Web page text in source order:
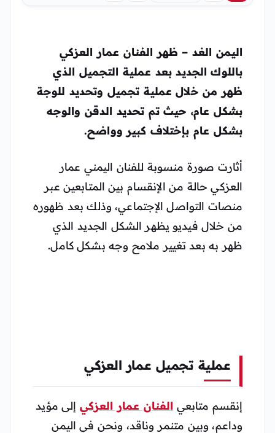
اليمن الغد – ظهر الفنان عمار العزكي
باللوك الجديد بعد عملية التجميل الذي
ظهر من خلال عملية تجميل وتحديد للوجة
بشكل عام، حيث تم تحديد الدقن والوجه
بشكل عام بإختلاف كبير وواضح.
أثارت صورة منسوبة للفنان اليمني عمار
العزكي حالة من الإنقسام بين المتابعين عبر
منصات التواصل الإجتماعي، وذلك بعد ظهوره
من خلال فيديو يظهر الشكل الجديد الذي
ظهر به بعد تغيير ملامح وجه بشكل كامل.
عملية تجميل عمار العزكي
إنقسم متابعي الفنان عمار العزكي إلى مؤيد
وداعم، وبين متنمر وناقد، ونحن في اليمن